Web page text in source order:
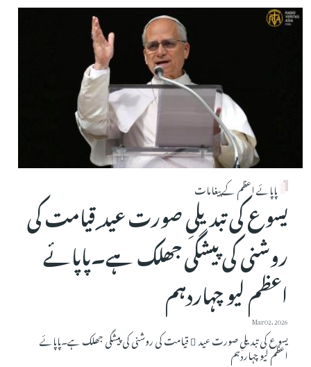
پاپائے اعظم کے پیغامات
یسوع کی تبدیلیِ صورت عید ِ قیامت کی
روشنی کی پیشگی جھلک ہے۔پاپائے
اعظم لیو چہاردہم
Mar 02, 2026
یسوع کی تبدیلیِ صورت عید ِ قیامت کی روشنی کی پیشگی جھلک ہے۔پاپائے
اعظم لیو چہاردہم